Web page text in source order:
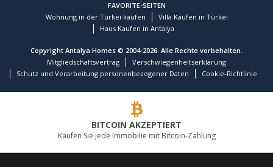
FAVORITE-SEITEN
Wohnung in der Türkei kaufen
Villa Kaufen in Türkei
Haus Kaufen in Antalya
Copyright Antalya Homes © 2004-2026. Alle Rechte vorbehalten.
Mitgliedschaftsvertrag
Verschwiegenheitserklärung
Schutz und Verarbeitung personenbezogener Daten
Cookie-Richtlinie
BITCOIN AKZEPTIERT
Kaufen Sie jede Immobilie mit Bitcoin-Zahlung